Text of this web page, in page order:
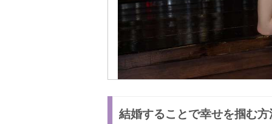
結婚することで幸せを掴む方